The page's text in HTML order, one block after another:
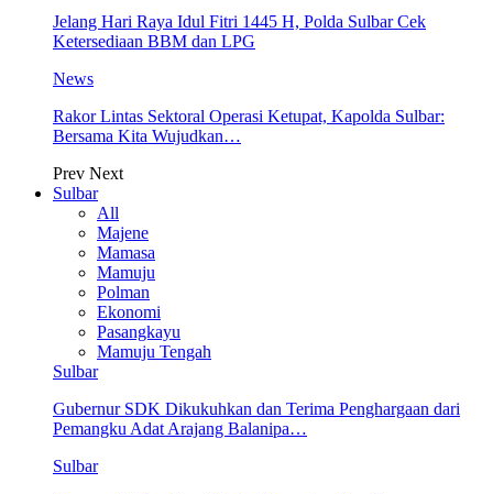
Jelang Hari Raya Idul Fitri 1445 H, Polda Sulbar Cek
Ketersediaan BBM dan LPG
News
Rakor Lintas Sektoral Operasi Ketupat, Kapolda Sulbar:
Bersama Kita Wujudkan…
Prev Next
Sulbar
All
Majene
Mamasa
Mamuju
Polman
Ekonomi
Pasangkayu
Mamuju Tengah
Sulbar
Gubernur SDK Dikukuhkan dan Terima Penghargaan dari
Pemangku Adat Arajang Balanipa…
Sulbar